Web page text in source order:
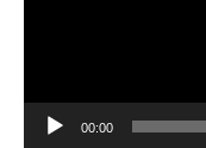
00:00